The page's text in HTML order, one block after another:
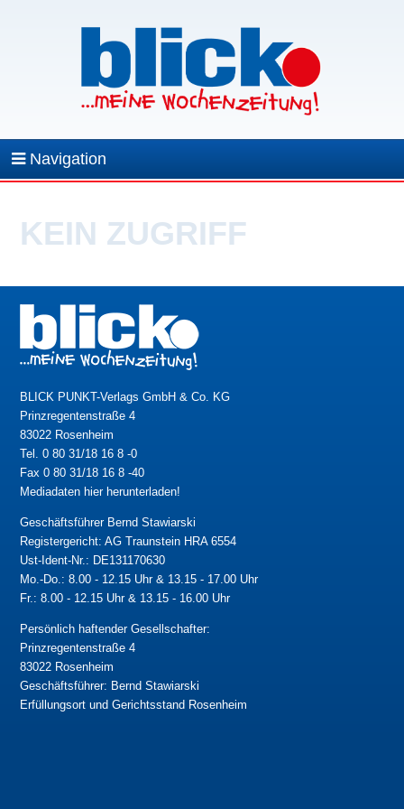
Navigation
KEIN ZUGRIFF
BLICK PUNKT-Verlags GmbH & Co. KG
Prinzregentenstraße 4
83022 Rosenheim
Tel. 0 80 31/18 16 8 -0
Fax 0 80 31/18 16 8 -40
Mediadaten hier herunterladen!
Geschäftsführer Bernd Stawiarski
Registergericht: AG Traunstein HRA 6554
Ust-Ident-Nr.: DE131170630
Mo.-Do.: 8.00 - 12.15 Uhr & 13.15 - 17.00 Uhr
Fr.: 8.00 - 12.15 Uhr & 13.15 - 16.00 Uhr
Persönlich haftender Gesellschafter:
Prinzregentenstraße 4
83022 Rosenheim
Geschäftsführer: Bernd Stawiarski
Erfüllungsort und Gerichtsstand Rosenheim